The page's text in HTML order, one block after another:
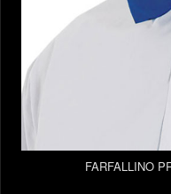
FARFALLINO